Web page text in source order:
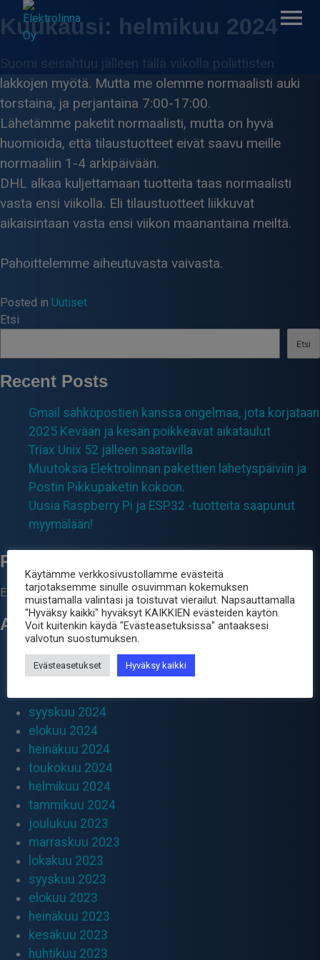
to
content
Elektrolinna Oy
Verkkokauppa
Kuukausi: helmikuu 2024
Suomi seisahtuu jälleen tällä viikolla poliittisten
lakkojen myötä. Mutta me olemme normaalisti auki
torstaina, ja perjantaina 7:00-17:00.
Lähetämme paketit normaalisti, mutta on hyvä
huomioida, että tilaustuotteet eivät saavu meille
normaaliin 1-4 arkipäivään.
DHL alkaa kuljettamaan tuotteita taas normaalisti
vasta ensi viikolla. Eli tilaustuotteet liikkuvat
aikaisintaan vasta ensi viikon maanantaina meiltä.
Pahoittelemme aiheutuvasta vaivasta.
Posted in Uutiset
Etsi
Etsi
Recent Posts
Gmail sähköpostien kanssa ongelmaa, jota korjataan
2025 Kevään ja kesän poikkeavat aikataulut
Triax Unix 52 jälleen saatavilla
Muutoksia Elektrolinnan pakettien lähetyspäiviin ja
Postin Pikkupaketin kokoon.
Uusia Raspberry Pi ja ESP32 -tuotteita saapunut
myymälään!
Recent Comments
Ei kommentteja.
Archives
kesäkuu 2025
huhtikuu 2025
syyskuu 2024
elokuu 2024
heinäkuu 2024
toukokuu 2024
helmikuu 2024
tammikuu 2024
joulukuu 2023
marraskuu 2023
lokakuu 2023
syyskuu 2023
elokuu 2023
heinäkuu 2023
kesäkuu 2023
huhtikuu 2023
Käytämme verkkosivustollamme evästeitä
tarjotaksemme sinulle osuvimman kokemuksen
muistamalla valintasi ja toistuvat vierailut. Napsauttamalla
"Hyväksy kaikki" hyväksyt KAIKKIEN evästeiden käytön.
Voit kuitenkin käydä "Evästeasetuksissa" antaaksesi
valvotun suostumuksen.
Evästeasetukset Hyväksy kaikki